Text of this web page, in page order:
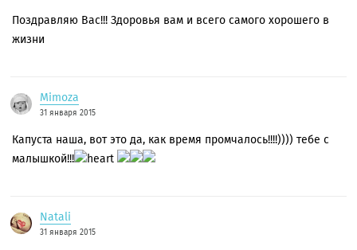
Поздравляю Вас!!! Здоровья вам и всего самого хорошего в
жизни
Mimoza
31 января 2015
Капуста наша, вот это да, как время промчалось!!!!)))) тебе с
малышкой!!!
Natali
31 января 2015